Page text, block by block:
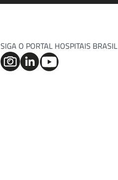
SIGA O PORTAL HOSPITAIS BRASIL